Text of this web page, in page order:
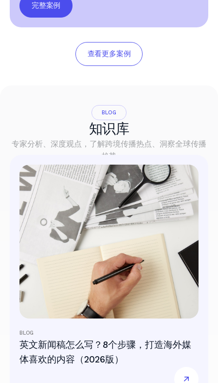
完整案例
查看更多案例
BLOG
知识库
专家分析、深度观点，了解跨境传播热点、洞察全球传播
趋势
BLOG
英文新闻稿怎么写？8个步骤，打造海外媒
体喜欢的内容（2026版）